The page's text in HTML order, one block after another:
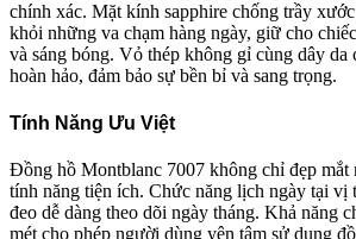
chính xác. Mặt kính sapphire chống trầy
khỏi những va chạm hàng ngày, giữ cho
và sáng bóng. Vỏ thép không gỉ cùng dây da
hoàn hảo, đảm bảo sự bền bỉ và sang trọng.
Tính Năng Ưu Việt
Đồng hồ Montblanc 7007 không chỉ đẹp mắt
tính năng tiện ích. Chức năng lịch ngày tại vị
đeo dễ dàng theo dõi ngày tháng. Khả năng
mét cho phép người dùng yên tâm sử dụng